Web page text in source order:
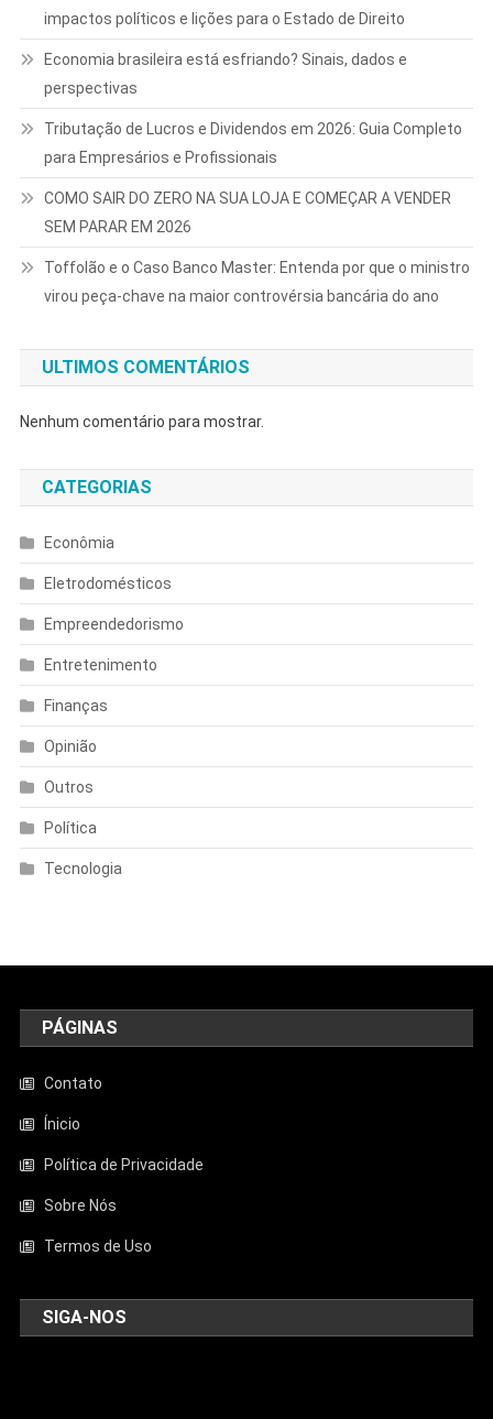
impactos políticos e lições para o Estado de Direito
Economia brasileira está esfriando? Sinais, dados e
perspectivas
Tributação de Lucros e Dividendos em 2026: Guia Completo
para Empresários e Profissionais
COMO SAIR DO ZERO NA SUA LOJA E COMEÇAR A VENDER
SEM PARAR EM 2026
Toffolão e o Caso Banco Master: Entenda por que o ministro
virou peça-chave na maior controvérsia bancária do ano
ULTIMOS COMENTÁRIOS
Nenhum comentário para mostrar.
CATEGORIAS
Econômia
Eletrodomésticos
Empreendedorismo
Entretenimento
Finanças
Opinião
Outros
Política
Tecnologia
PÁGINAS
Contato
Ínicio
Política de Privacidade
Sobre Nós
Termos de Uso
SIGA-NOS